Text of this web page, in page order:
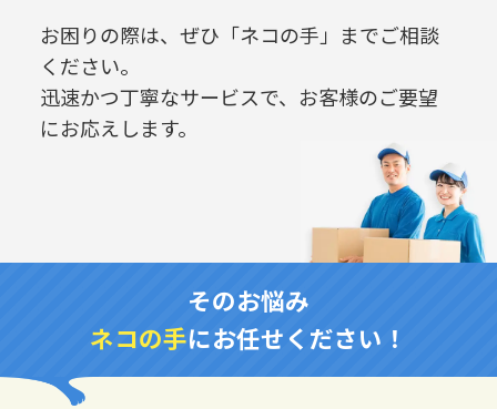
お困りの際は、ぜひ「ネコの手」までご相談
ください。
迅速かつ丁寧なサービスで、お客様のご要望
にお応えします。
そのお悩み
ネコの手にお任せください！